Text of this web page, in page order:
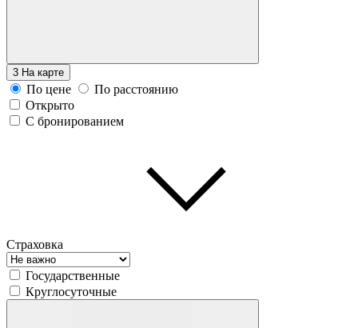
3 На карте
По цене
По расстоянию
Открыто
С бронированием
Страховка
Государственные
Круглосуточные